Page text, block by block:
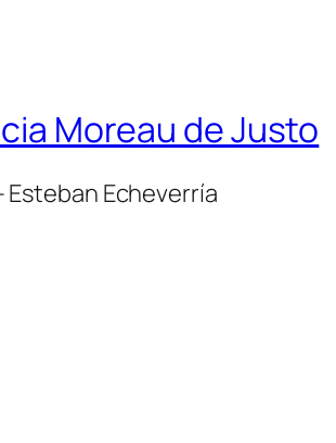
Moreau de Justo
Esteban Echeverría